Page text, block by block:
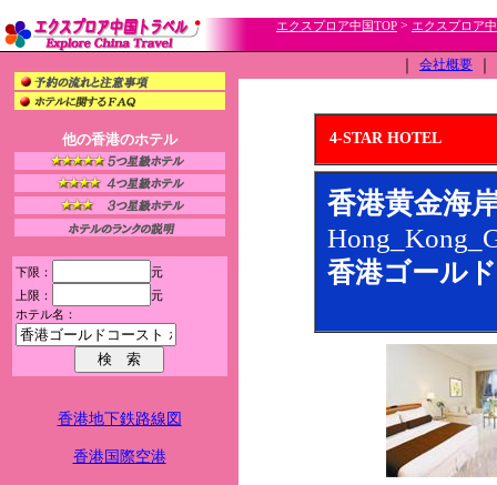
エクスプロア中国TOP > エクスプロア
他の香港のホテル
下限：
元
上限：
元
ホテル名：
香港地下鉄路線図
香港国際空港
会社概要
4-STAR HOTEL
香港黄金海
香港ゴール